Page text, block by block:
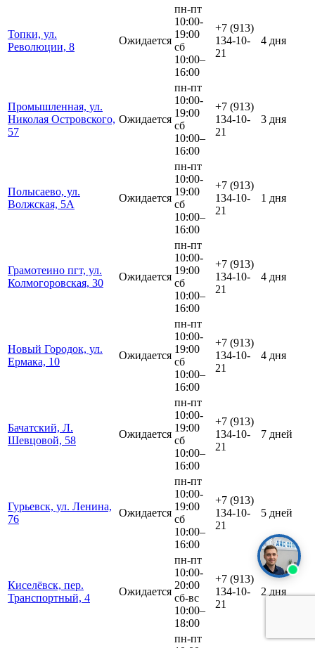
Топки, ул.
Революции, 8
Ожидается
пн-пт
10:00-
19:00
сб
10:00–
16:00
+7 (913)
134-10-
21
4 дня
Промышленная, ул.
Николая Островского,
57
Ожидается
пн-пт
10:00-
19:00
сб
10:00–
16:00
+7 (913)
134-10-
21
3 дня
Полысаево, ул.
Волжская, 5А
Ожидается
пн-пт
10:00-
19:00
сб
10:00–
16:00
+7 (913)
134-10-
21
1 дня
Грамотеино пгт, ул.
Колмогоровская, 30
Ожидается
пн-пт
10:00-
19:00
сб
10:00–
16:00
+7 (913)
134-10-
21
4 дня
Новый Городок, ул.
Ермака, 10
Ожидается
пн-пт
10:00-
19:00
сб
10:00–
16:00
+7 (913)
134-10-
21
4 дня
Бачатский, Л.
Шевцовой, 58
Ожидается
пн-пт
10:00-
19:00
сб
10:00–
16:00
+7 (913)
134-10-
21
7 дней
Гурьевск, ул. Ленина,
76
Ожидается
пн-пт
10:00-
19:00
сб
10:00–
16:00
+7 (913)
134-10-
21
5 дней
Киселёвск, пер.
Транспортный, 4
Ожидается
пн-пт
10:00-
20:00
сб-вс
10:00–
18:00
+7 (913)
134-10-
21
2 дня
пн-пт